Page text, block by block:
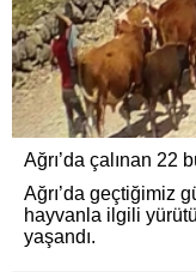
Ağrı’da çalınan 22
Ağrı’da geçtiğimiz
hayvanla ilgili
yaşandı.